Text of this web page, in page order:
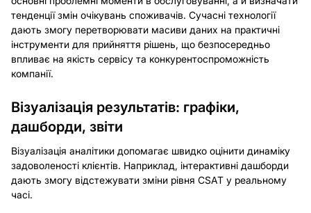
тенденції змін очікувань споживачів. Сучасні технології
дають змогу перетворювати масиви даних на практичні
інструменти для прийняття рішень, що безпосередньо
впливає на якість сервісу та конкурентоспроможність
компанії.
Візуалізація результатів: графіки,
дашборди, звіти
Візуалізація аналітики допомагає швидко оцінити динаміку
задоволеності клієнтів. Наприклад, інтерактивні дашборди
дають змогу відстежувати зміни рівня CSAT у реальному
часі.